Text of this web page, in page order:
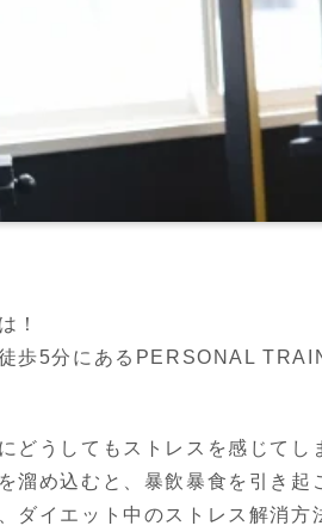
！
歩5分にあるPERSONAL
どうしてもストレスを感じてし
溜め込むと、暴飲暴食を引き起
ダイエット中のストレス解消方